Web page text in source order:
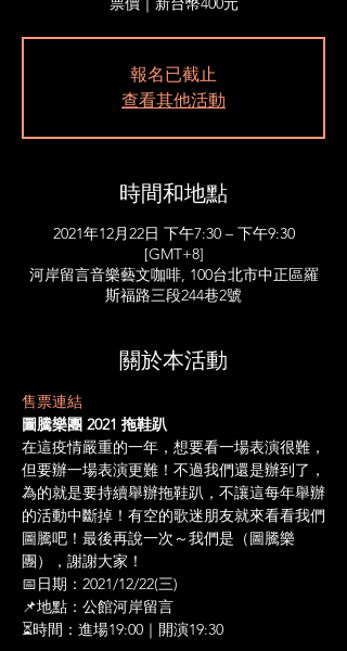
報名已截止
查看其他活動
時間和地點
2021年12月22日 下午7:30 – 下午9:30
[GMT+8]
河岸留言音樂藝文咖啡, 100台北市中正區羅
斯福路三段244巷2號
關於本活動
售票連結
圖騰樂團 2021 拖鞋趴
在這疫情嚴重的一年，想要看一場表演很難，
但要辦一場表演更難！不過我們還是辦到了，
為的就是要持續舉辦拖鞋趴，不讓這每年舉辦
的活動中斷掉！有空的歌迷朋友就來看看我們
圖騰吧！最後再說一次～我們是（圖騰樂
團），謝謝大家！
📅日期：2021/12/22(三)
📌地點：公館河岸留言
⏳時間：進場19:00｜開演19:30